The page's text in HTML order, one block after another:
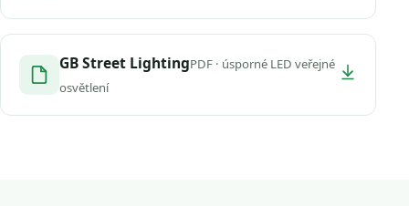
GB Street LightingPDF · úsporné LED veřejné
osvětlení